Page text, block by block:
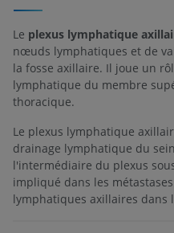
Le plexus lymphatique
nœuds lymphatiques et de
la fosse axillaire. Il joue un
lymphatique du membre
thoracique.
Le plexus lymphatique
drainage lymphatique du
l'intermédiaire du plexus
impliqué dans les
lymphatiques axillaires dans